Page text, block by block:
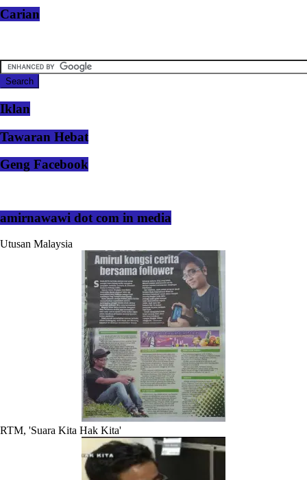
Carian
Iklan
Tawaran Hebat
Geng Facebook
amirnawawi dot com in media
Utusan Malaysia
RTM, 'Suara Kita Hak Kita'